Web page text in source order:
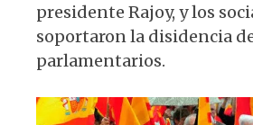
presidente Rajoy, y los
soportaron la disidencia
parlamentarios.